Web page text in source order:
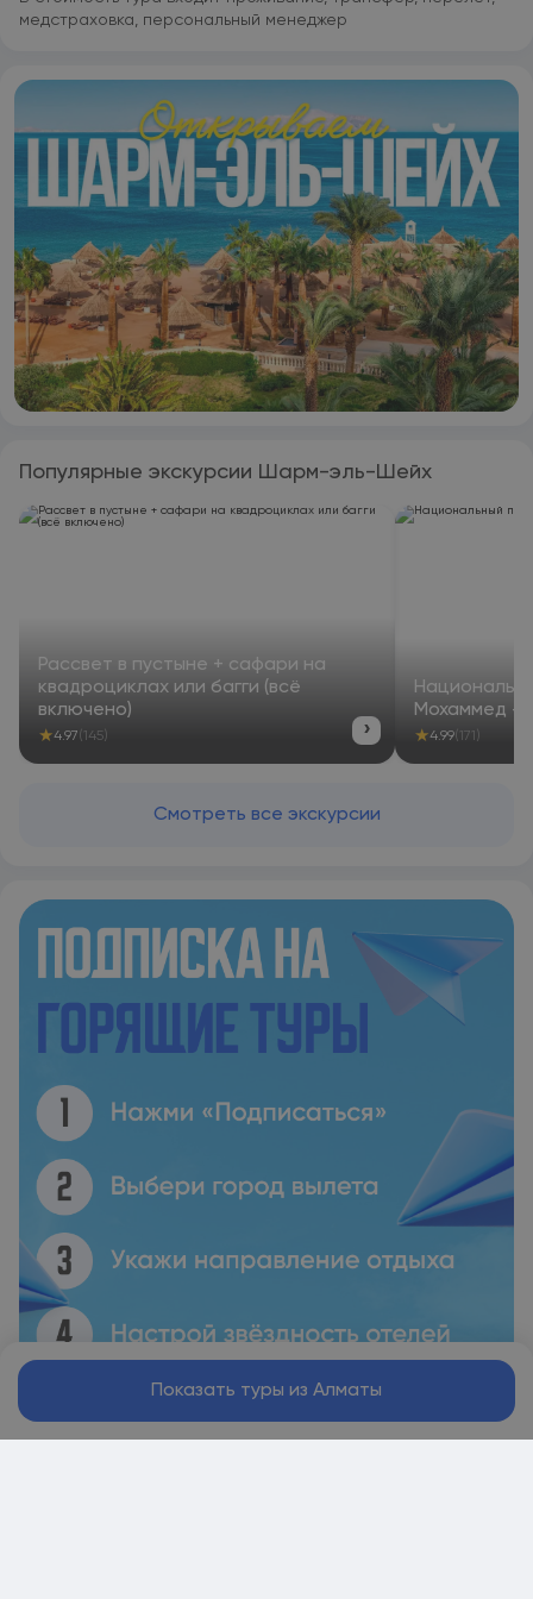
медстраховка, персональный менеджер
Популярные экскурсии Шарм-эль-Шейх
Рассвет в пустыне + сафари на
квадроциклах или багги (всё
включено)
★4.97(145) ›
Мохаммед —
★4.99 (171)
Смотреть все экскурсии
Показать туры из Алматы